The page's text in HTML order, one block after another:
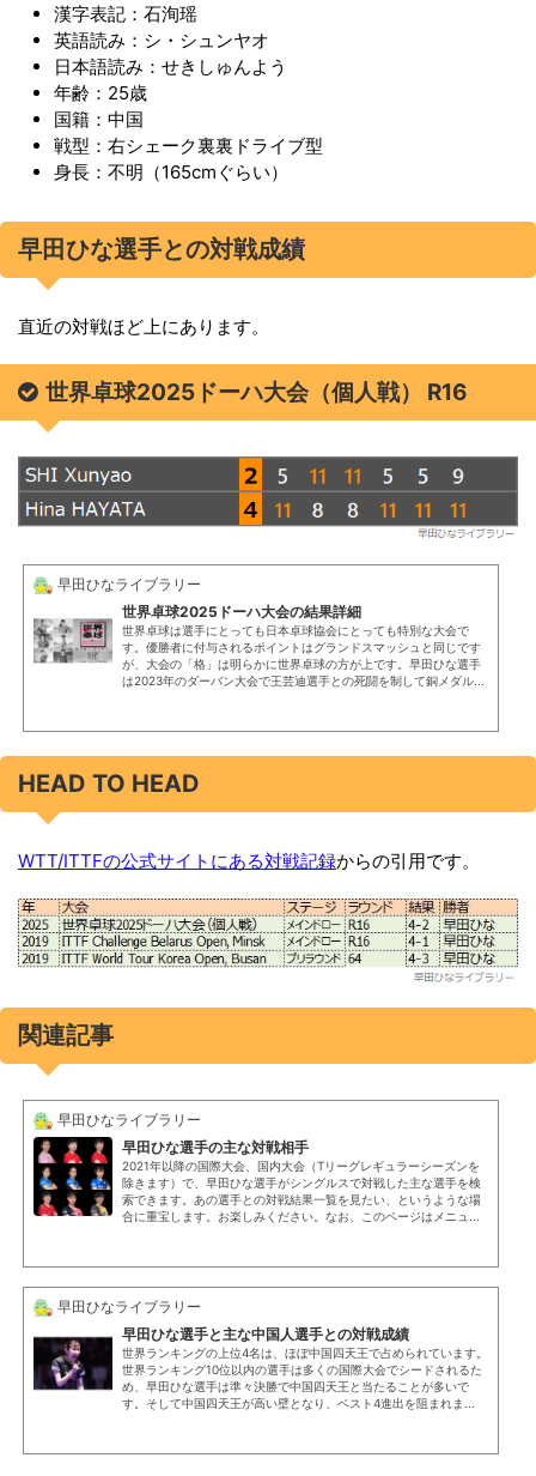
漢字表記：石洵瑶
英語読み：シ・シュンヤオ
日本語読み：せきしゅんよう
年齢：25歳
国籍：中国
戦型：右シェーク裏裏ドライブ型
身長：不明（165cmぐらい）
早田ひな選手との対戦成績
直近の対戦ほど上にあります。
世界卓球2025ドーハ大会（個人戦） R16
早田ひなライブラリー
世界卓球2025ドーハ大会の結果詳細
世界卓球は選手にとっても日本卓球協会にとっても特別な大会で
す。優勝者に付与されるポイントはグランドスマッシュと同じです
が、大会の「格」は明らかに世界卓球の方が上です。早田ひな選手
は2023年のダーバン大会で王芸迪選手との死闘を制して銅メダル...
HEAD TO HEAD
WTT/ITTFの公式サイトにある対戦記録からの引用です。
関連記事
早田ひなライブラリー
早田ひな選手の主な対戦相手
2021年以降の国際大会、国内大会（Tリーグレギュラーシーズンを
除きます）で、早田ひな選手がシングルスで対戦した主な選手を検
索できます。あの選手との対戦結果一覧を見たい、というような場
合に重宝します。お楽しみください。なお、このページはメニュ...
早田ひなライブラリー
早田ひな選手と主な中国人選手との対戦成績
世界ランキングの上位4名は、ほぼ中国四天王で占められています。
世界ランキング10位以内の選手は多くの国際大会でシードされるた
め、早田ひな選手は準々決勝で中国四天王と当たることが多いで
す。そして中国四天王が高い壁となり、ベスト4進出を阻まれま...